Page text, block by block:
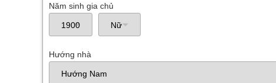
Năm sinh gia chủ
Hướng nhà